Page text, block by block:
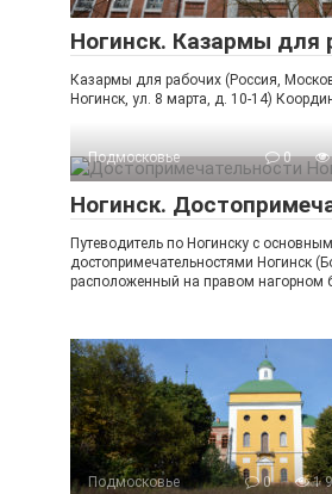
Ногинск. Казармы для
Казармы для рабочих (Россия,
Ногинск, ул. 8 марта, д. 10-14)
Подмосковье 0
Ногинск.
Путеводитель по Ногинску с
достопримечательностями Ногинск
расположенный на правом нагорном
Подмосковье 0 1